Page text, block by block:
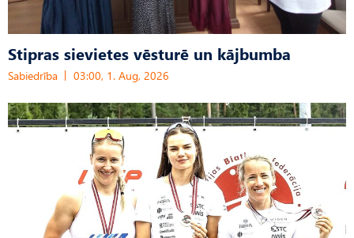
Stipras sievietes vēsturē un kājbumba
Sabiedrība 03:00, 1. Aug, 2026